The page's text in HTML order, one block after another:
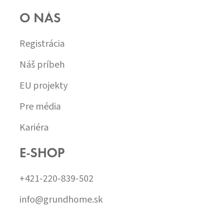
O NÁS
Registrácia
Náš príbeh
EU projekty
Pre média
Kariéra
E-SHOP
+421-220-839-502
info@grundhome.sk